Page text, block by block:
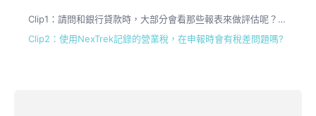
Clip1：請問和銀行貸款時，大部分會看那些報表來做評估呢？NexTrek系統是否可以產出貸款所需的評估報表呢？
Clip2：使用NexTrek記錄的營業稅，在申報時會有稅差問題嗎?